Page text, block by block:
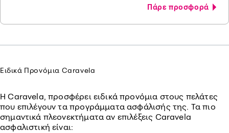
Πάρε προσφορά
Ειδικά Προνόμια Caravela
Η Caravela, προσφέρει ειδικά προνόμια στους πελάτες
που επιλέγουν τα προγράμματα ασφάλισής της. Τα πιο
σημαντικά πλεονεκτήματα αν επιλέξεις Caravela
ασφαλιστική είναι: